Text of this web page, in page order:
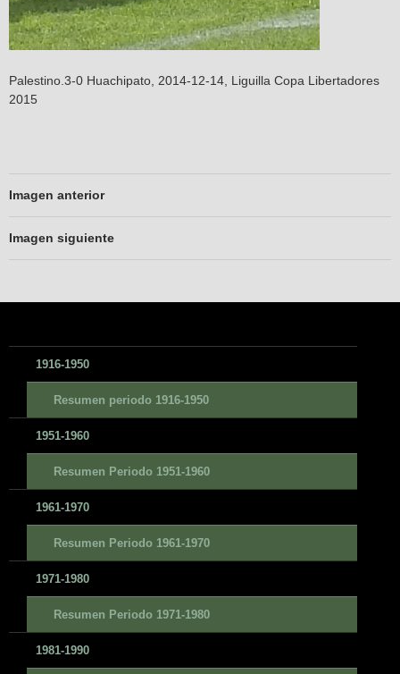
Palestino.3-0 Huachipato, 2014-12-14, Liguilla Copa Libertadores
2015
Imagen anterior
Imagen siguiente
1916-1950
Resumen periodo 1916-1950
1951-1960
Resumen Periodo 1951-1960
1961-1970
Resumen Periodo 1961-1970
1971-1980
Resumen Periodo 1971-1980
1981-1990